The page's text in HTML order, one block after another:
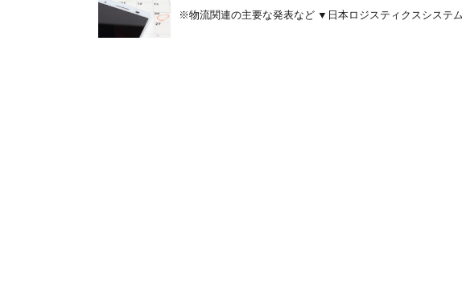
※物流関連の主要な発表など ▼日本ロジスティクスシステ